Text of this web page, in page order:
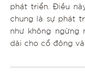
phát triển. Điều
chung là sự phát
như không
dài cho cổ đông